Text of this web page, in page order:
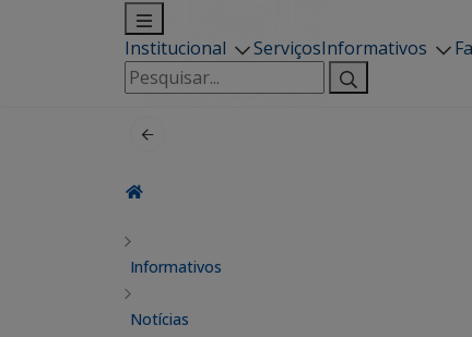
Institucional ServiçosInformativos
Pesquisar
por:
Informativos
Notícias